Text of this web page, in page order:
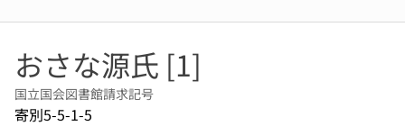
おさな源氏 [1]
国立国会図書館請求記号
寄別5-5-1-5